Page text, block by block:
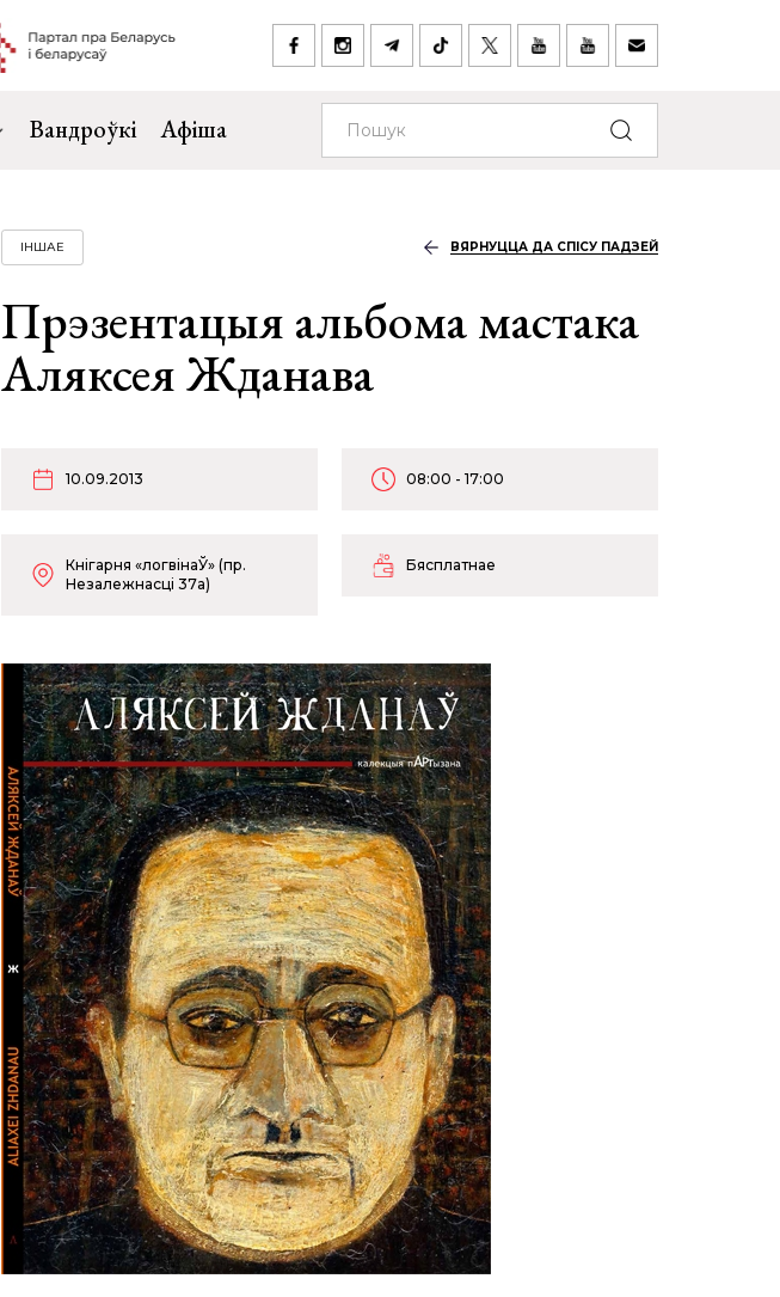
Вандроўкі Афіша
ІНШАЕ ВЯРНУЦЦА ДА СПІСУ ПАДЗЕЙ
Прэзентацыя альбома мастака
Аляксея Жданава
10.09.2013 08:00 - 17:00
Кнігарня «логвінаЎ» (пр.
Незалежнасці 37а)
Бясплатнае